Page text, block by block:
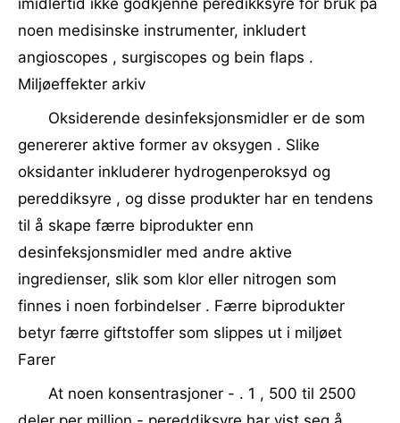
imidlertid ikke godkjenne peredikksyre for bruk på
noen medisinske instrumenter, inkludert
angioscopes , surgiscopes og bein flaps .
Miljøeffekter arkiv
Oksiderende desinfeksjonsmidler er de som
genererer aktive former av oksygen . Slike
oksidanter inkluderer hydrogenperoksyd og
pereddiksyre , og disse produkter har en tendens
til å skape færre biprodukter enn
desinfeksjonsmidler med andre aktive
ingredienser, slik som klor eller nitrogen som
finnes i noen forbindelser . Færre biprodukter
betyr færre giftstoffer som slippes ut i miljøet
Farer
At noen konsentrasjoner - . 1 , 500 til 2500